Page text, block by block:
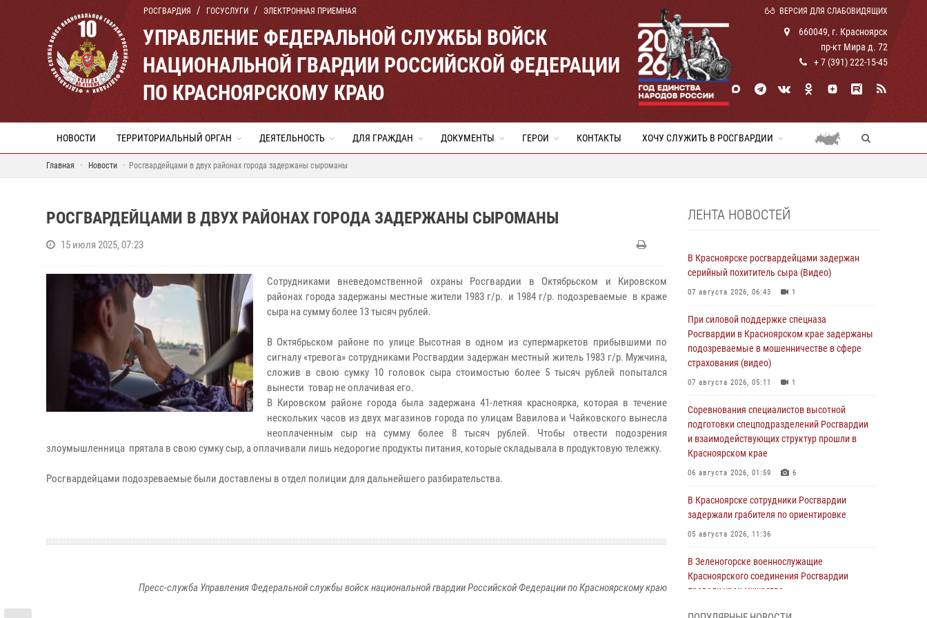
РОСГВАРДИЯ ГОСУСЛУГИ ЭЛЕКТРОННАЯ ПРИЕМНАЯ ВЕРСИЯ ДЛЯ СЛАБОВИДЯЩИХ
УПРАВЛЕНИЕ ФЕДЕРАЛЬНОЙ СЛУЖБЫ ВОЙСК
НАЦИОНАЛЬНОЙ ГВАРДИИ РОССИЙСКОЙ ФЕДЕРАЦИИ
ПО КРАСНОЯРСКОМУ КРАЮ
660049, г. Красноярск
пр-кт Мира д. 72
+ 7 (391) 222-15-45
НОВОСТИ ТЕРРИТОРИАЛЬНЫЙ ОРГАН ДЕЯТЕЛЬНОСТЬ ДЛЯ ГРАЖДАН ДОКУМЕНТЫ ГЕРОИ КОНТАКТЫ ХОЧУ СЛУЖИТЬ В РОСГВАРДИИ
Главная Новости Росгвардейцами в двух районах города задержаны сыроманы
РОСГВАРДЕЙЦАМИ В ДВУХ РАЙОНАХ ГОРОДА ЗАДЕРЖАНЫ СЫРОМАНЫ
15 июля 2025, 07:23
Сотрудниками вневедомственной охраны Росгвардии в Октябрьском и Кировском
районах города задержаны местные жители 1983 г/р. и 1984 г/р. подозреваемые в краже
сыра на сумму более 13 тысяч рублей.
В Октябрьском районе по улице Высотная в одном из супермаркетов прибывшими по
сигналу «тревога» сотрудниками Росгвардии задержан местный житель 1983 г/р. Мужчина,
сложив в свою сумку 10 головок сыра стоимостью более 5 тысяч рублей попытался
вынести товар не оплачивая его.
В Кировском районе города была задержана 41-летняя красноярка, которая в течение
нескольких часов из двух магазинов города по улицам Вавилова и Чайковского вынесла
неоплаченным сыр на сумму более 8 тысяч рублей. Чтобы отвести подозрения
злоумышленница прятала в свою сумку сыр, а оплачивали лишь недорогие продукты питания, которые складывала в продуктовую тележку.
Росгвардейцами подозреваемые были доставлены в отдел полиции для дальнейшего разбирательства.
Пресс-служба Управления Федеральной службы войск национальной гвардии Российской Федерации по Красноярскому краю
ЛЕНТА НОВОСТЕЙ
В Красноярске росгвардейцами задержан
серийный похититель сыра (Видео)
07 августа 2026, 06:43 1
При силовой поддержке спецназа
Росгвардии в Красноярском крае задержаны
подозреваемые в мошенничестве в сфере
страхования (видео)
07 августа 2026, 05:11 1
Соревнования специалистов высотной
подготовки спецподразделений Росгвардии
и взаимодействующих структур прошли в
Красноярском крае
06 августа 2026, 01:59 6
В Красноярске сотрудники Росгвардии
задержали грабителя по ориентировке
05 августа 2026, 11:36
В Зеленогорске военнослужащие
Красноярского соединения Росгвардии
провели урок мужества